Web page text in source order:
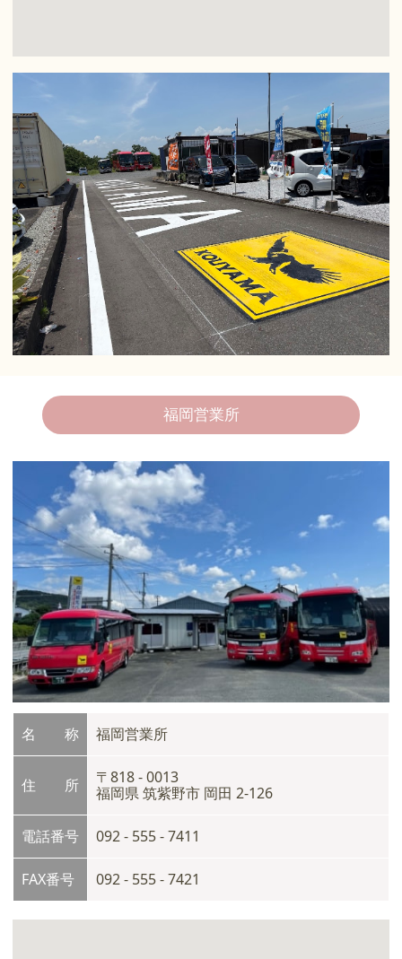
福岡営業所
名 称 福岡営業所
住 所
〒818 - 0013
福岡県 筑紫野市 岡田 2-126
電話番号 092 - 555 - 7411
FAX番号 092 - 555 - 7421